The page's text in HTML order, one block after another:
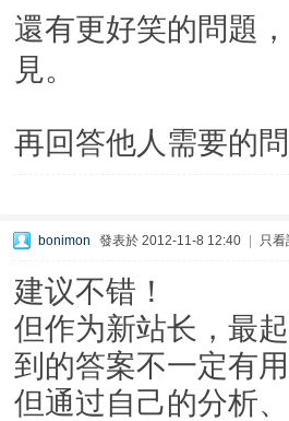
還有更好笑的問題
見。
再回答他人需要的
bonimon 發表於 2012-11-8 12:40 只看
建议不错！
但作为新站长，最
到的答案不一定有
但通过自己的分析